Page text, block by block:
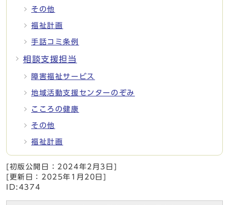
その他
福祉計画
手話コミ条例
相談支援担当
障害福祉サービス
地域活動支援センターのぞみ
こころの健康
その他
福祉計画
[初版公開日： 2024年2月3日
[更新日： 2025年1月20日
ID:4374